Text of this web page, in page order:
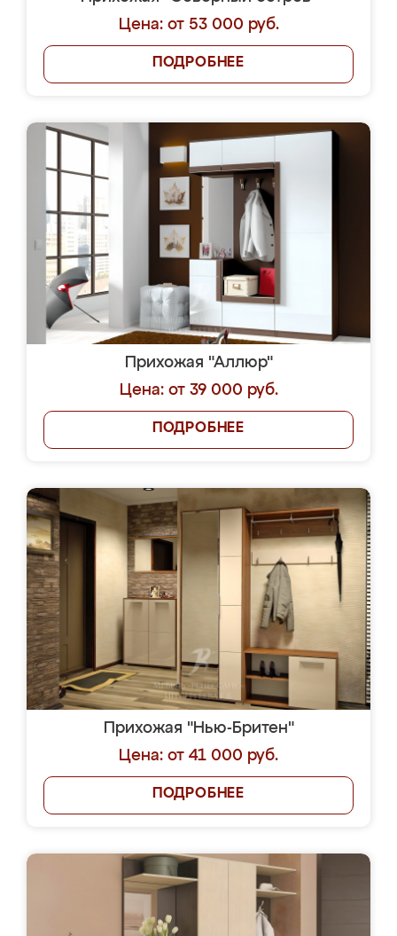
Цена: от 53 000 руб.
ПОДРОБНЕЕ
Прихожая "Аллюр"
Цена: от 39 000 руб.
ПОДРОБНЕЕ
Прихожая "Нью-Бритен"
Цена: от 41 000 руб.
ПОДРОБНЕЕ